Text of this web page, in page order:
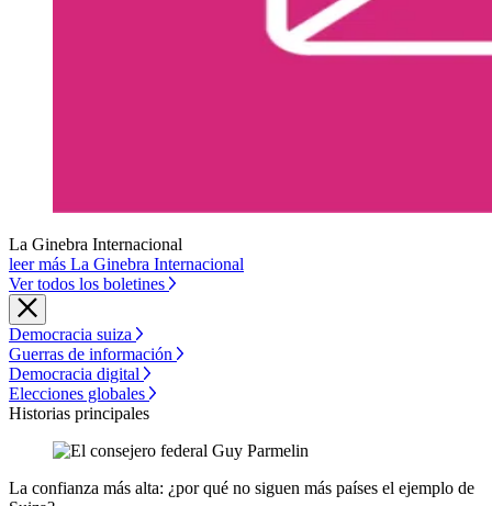
La Ginebra Internacional
leer más La Ginebra Internacional
Ver todos los boletines
Democracia suiza
Guerras de información
Democracia digital
Elecciones globales
Historias principales
La confianza más alta: ¿por qué no siguen más países el ejemplo de